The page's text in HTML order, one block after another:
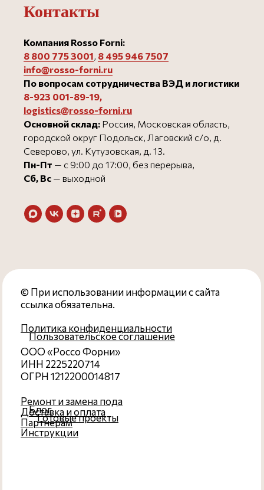
Контакты
Компания Rosso Forni:
8 800 775 3001, 8 495 946 7507
info@rosso-forni.ru
По вопросам сотрудничества ВЭД и логистики
8-923 001-89-19,
logistics@rosso-forni.ru
Основной склад: Россия, Московская область,
городской округ Подольск, Лаговский с/о, д.
Северово, ул. Кутузовская, д. 13.
Пн-Пт — с 9:00 до 17:00, без перерыва,
Сб, Вс — выходной